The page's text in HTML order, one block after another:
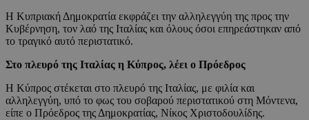
Η Κυπριακή Δημοκρατία εκφράζει την αλληλεγγύη της προς την
Κυβέρνηση, τον λαό της Ιταλίας και όλους όσοι επηρεάστηκαν από
το τραγικό αυτό περιστατικό.
Στο πλευρό της Ιταλίας η Κύπρος, λέει ο Πρόεδρος
Η Κύπρος στέκεται στο πλευρό της Ιταλίας, με φιλία και
αλληλεγγύη, υπό το φως του σοβαρού περιστατικού στη Μόντενα,
είπε ο Πρόεδρος της Δημοκρατίας, Νίκος Χριστοδουλίδης.